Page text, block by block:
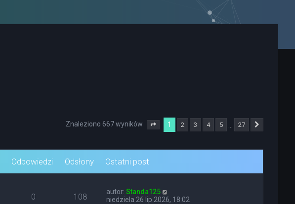
Znaleziono 667 wyników Strona 1z 27
1 2 3 4 5 27
Odpowiedzi Odsłony Ostatni post
0 108 autor:Standa125
niedziela 26 lip 2026, 18:02